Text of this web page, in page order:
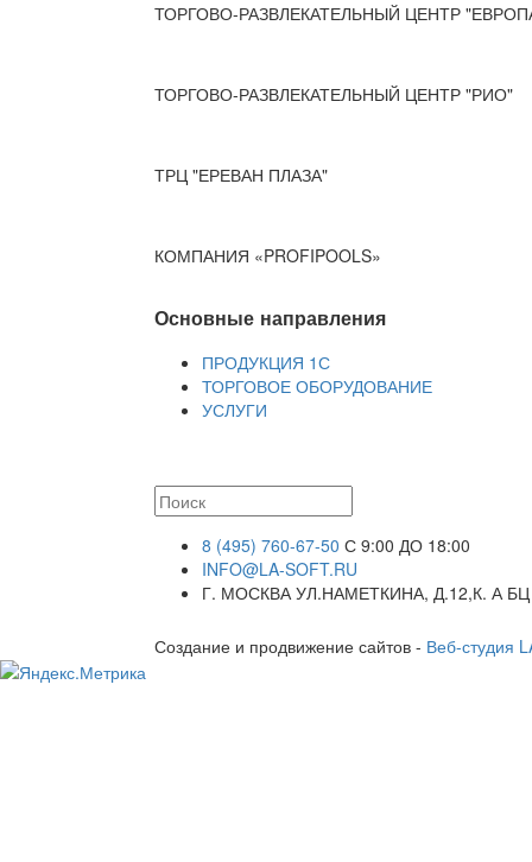
ТОРГОВО-РАЗВЛЕКАТЕЛЬНЫЙ ЦЕНТР
ТОРГОВО-РАЗВЛЕКАТЕЛЬНЫЙ ЦЕНТР "РИО"
ТРЦ "ЕРЕВАН ПЛАЗА"
КОМПАНИЯ «PROFIPOOLS»
Основные направления
ПРОДУКЦИЯ 1С
ТОРГОВОЕ ОБОРУДОВАНИЕ
УСЛУГИ
8 (495) 760-67-50 С 9:00 ДО 18:00
INFO@LA-SOFT.RU
Г. МОСКВА УЛ.НАМЕТКИНА, Д.12,К. А
Создание и продвижение сайтов - Веб-студия